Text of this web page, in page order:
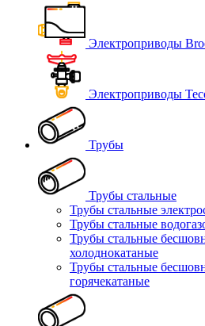
Электроприводы
Электроприводы
Трубы
Трубы стальные
Трубы стальные
Трубы стальные
Трубы стальные
холоднокатаные
Трубы стальные
горячекатаные